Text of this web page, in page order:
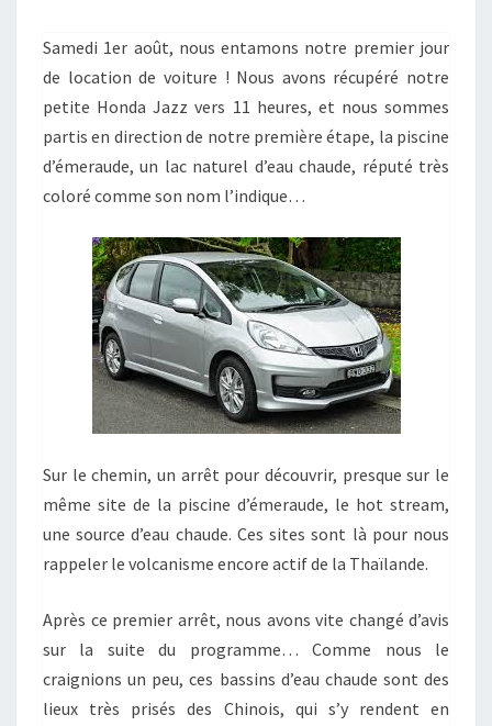
Samedi 1er août, nous entamons notre premier jour
de location de voiture ! Nous avons récupéré notre
petite Honda Jazz vers 11 heures, et nous sommes
partis en direction de notre première étape, la piscine
d’émeraude, un lac naturel d’eau chaude, réputé très
coloré comme son nom l’indique…
Sur le chemin, un arrêt pour découvrir, presque sur le
même site de la piscine d’émeraude, le hot stream,
une source d’eau chaude. Ces sites sont là pour nous
rappeler le volcanisme encore actif de la Thaïlande.
Après ce premier arrêt, nous avons vite changé d’avis
sur la suite du programme… Comme nous le
craignions un peu, ces bassins d’eau chaude sont des
lieux très prisés des Chinois, qui s’y rendent en